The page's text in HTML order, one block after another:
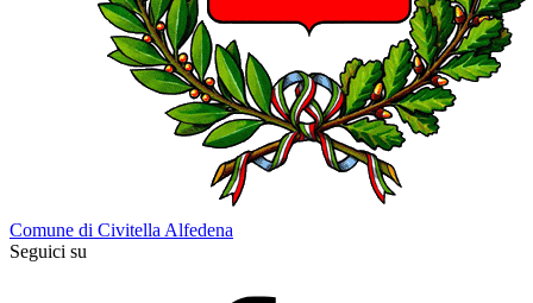
Comune di Civitella Alfedena
Seguici su